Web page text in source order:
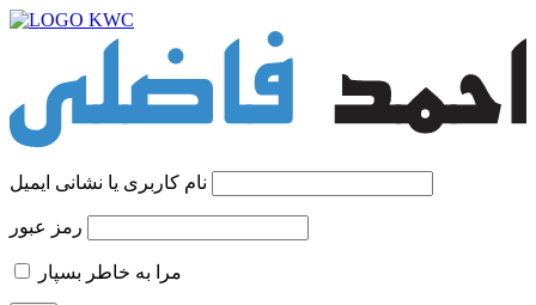
نام کاربری یا نشانی ایمیل
رمز عبور
مرا به خاطر بسپار